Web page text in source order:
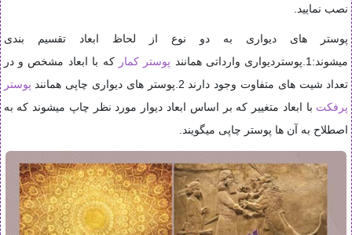
نصب نمایید.
پوستر های دیواری به دو نوع از لحاظ ابعاد تقسیم بندی
میشوند:1.پوستردیواری وارداتی همانند
پوستر کمار که با ابعاد مشخص و در
تعداد شیت های متفاوت وجود دارند 2.پوستر های دیواری چاپی همانند
پوستر
پرفکت با ابعاد متغییر که بر اساس ابعاد دیوار مورد نظر چاپ میشوند که به
اصطلاح به آن ها پوستر چاپی میگویند.